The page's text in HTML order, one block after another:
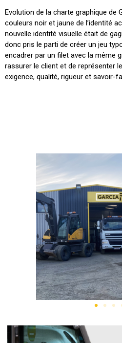
Evolution de la charte graphique de
couleurs noir et jaune de l’identité
nouvelle identité visuelle était de
donc pris le parti de créer un jeu
encadrer par un filet avec la même
rassurer le client et de représenter
exigence, qualité, rigueur et savoir-